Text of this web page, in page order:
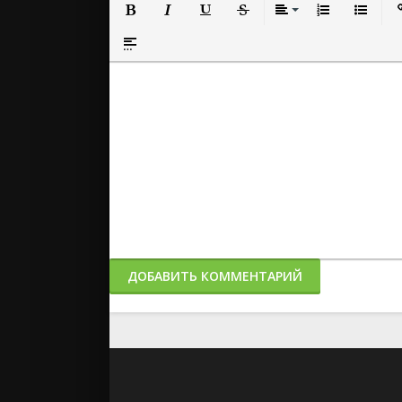
Вставка спойлера
ДОБАВИТЬ КОММЕНТАРИЙ